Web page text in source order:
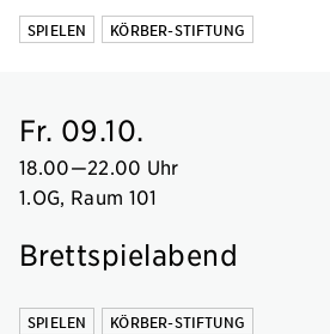
SPIELEN KÖRBER-STIFTUNG
Fr. 09.10.
18.00—22.00 Uhr
1.OG, Raum 101
Brettspielabend
SPIELEN KÖRBER-STIFTUNG